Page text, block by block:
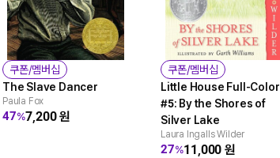
쿠폰/멤버십
The Slave Dancer
Paula Fox
47%7,200원
쿠폰/멤버십
Little House Full-Color
#5: By the Shores of
Silver Lake
Laura Ingalls Wilder
27%11,000원